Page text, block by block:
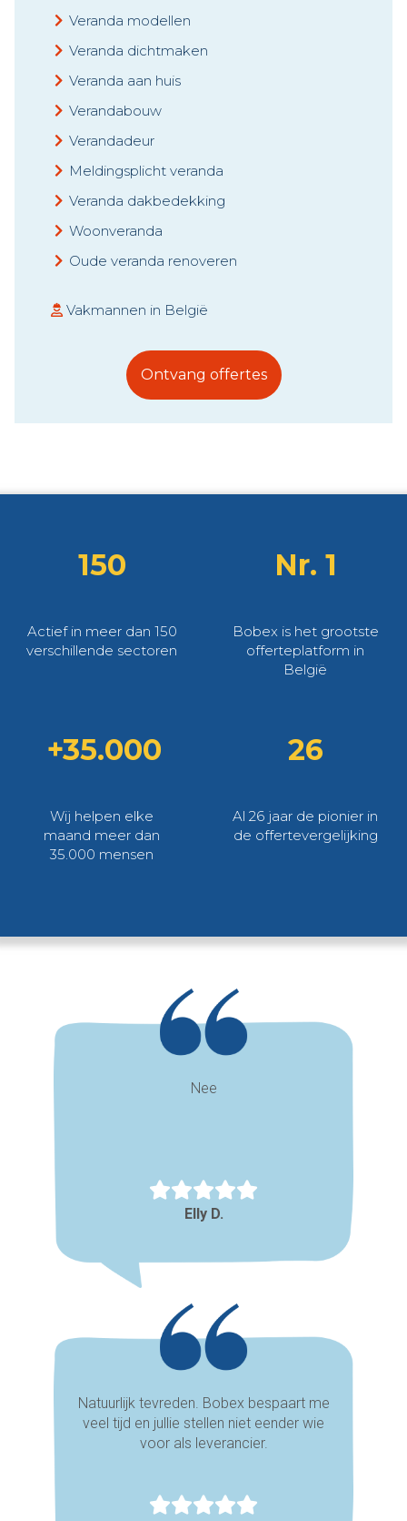
Veranda modellen
Veranda dichtmaken
Veranda aan huis
Verandabouw
Verandadeur
Meldingsplicht veranda
Veranda dakbedekking
Woonveranda
Oude veranda renoveren
Vakmannen in België
Ontvang offertes
150
Actief in meer dan 150
verschillende sectoren
Nr. 1
Bobex is het grootste
offerteplatform in
België
+35.000
Wij helpen elke
maand meer dan
35.000 mensen
26
Al 26 jaar de pionier in
de offertevergelijking
Nee
Elly D.
Natuurlijk tevreden. Bobex bespaart me
veel tijd en jullie stellen niet eender wie
voor als leverancier.